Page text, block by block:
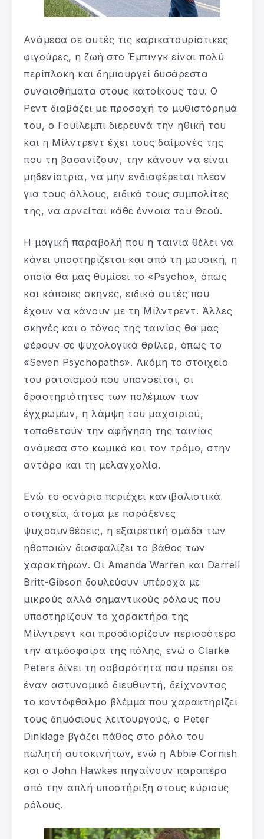
Ανάμεσα σε αυτές τις καρικατουρίστικες
φιγούρες, η ζωή στο Έμπινγκ είναι πολύ
περίπλοκη και δημιουργεί δυσάρεστα
συναισθήματα στους κατοίκους του. Ο
Ρεντ διαβάζει με προσοχή το μυθιστόρημά
του, ο Γουίλεμπι διερευνά την ηθική του
και η Μίλντρεντ έχει τους δαίμονές της
που τη βασανίζουν, την κάνουν να είναι
μηδενίστρια, να μην ενδιαφέρεται πλέον
για τους άλλους, ειδικά τους συμπολίτες
της, να αρνείται κάθε έννοια του Θεού.
Η μαγική παραβολή που η ταινία θέλει να
κάνει υποστηρίζεται και από τη μουσική, η
οποία θα μας θυμίσει το «Psycho», όπως
και κάποιες σκηνές, ειδικά αυτές που
έχουν να κάνουν με τη Μίλντρεντ. Άλλες
σκηνές και ο τόνος της ταινίας θα μας
φέρουν σε ψυχολογικά θρίλερ, όπως το
«Seven Psychopaths». Ακόμη το στοιχείο
του ρατσισμού που υπονοείται, οι
δραστηριότητες των πολέμιων των
έγχρωμων, η λάμψη του μαχαιριού,
τοποθετούν την αφήγηση της ταινίας
ανάμεσα στο κωμικό και τον τρόμο, στην
αντάρα και τη μελαγχολία.
Ενώ το σενάριο περιέχει κανιβαλιστικά
στοιχεία, άτομα με παράξενες
ψυχοσυνθέσεις, η εξαιρετική ομάδα των
ηθοποιών διασφαλίζει το βάθος των
χαρακτήρων. Οι Amanda Warren και Darrell
Britt-Gibson δουλεύουν υπέροχα με
μικρούς αλλά σημαντικούς ρόλους που
υποστηρίζουν το χαρακτήρα της
Μίλντρεντ και προσδιορίζουν περισσότερο
την ατμόσφαιρα της πόλης, ενώ ο Clarke
Peters δίνει τη σοβαρότητα που πρέπει σε
έναν αστυνομικό διευθυντή, δείχνοντας
το κοντόφθαλμο βλέμμα που χαρακτηρίζει
τους δημόσιους λειτουργούς, ο Peter
Dinklage βγάζει πάθος στο ρόλο του
πωλητή αυτοκινήτων, ενώ η Abbie Cornish
και ο John Hawkes πηγαίνουν παραπέρα
από την απλή υποστήριξη στους κύριους
ρόλους.